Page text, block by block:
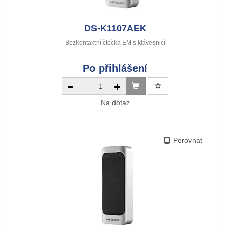
DS-K1107AEK
Bezkontaktní čtečka EM s klávesnicí
Po přihlášení
Na dotaz
Porovnat